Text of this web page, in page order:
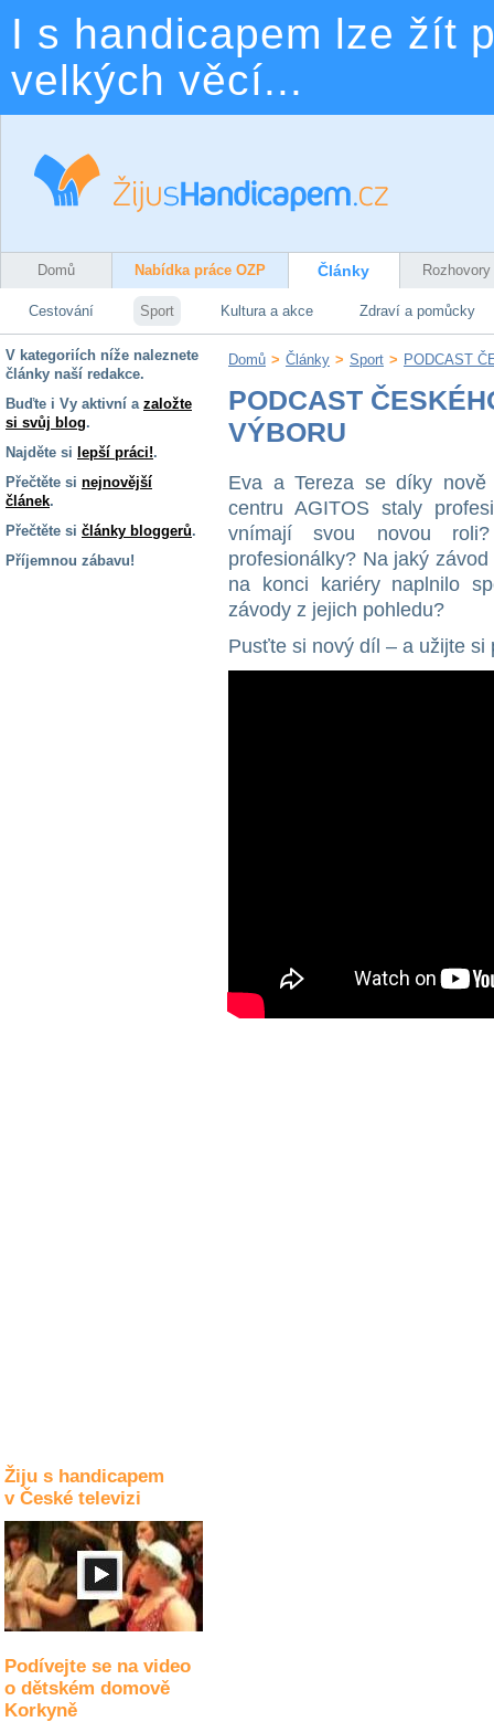
I s handicapem lze žít
velkých věcí...
Domů Nabídka práce OZP Články Rozhovory
Cestování Sport Kultura a akce Zdraví a pomůcky
V kategoriích níže naleznete
články naší redakce.
Buďte i Vy aktivní a založte
si svůj blog.
Najděte si lepší práci!.
Přečtěte si nejnovější
článek.
Přečtěte si články bloggerů.
Příjemnou zábavu!
Žiju s handicapem
v České televizi
Podívejte se na video
o dětském domově
Korkyně
Domů > Články > Sport > PODCAST
PODCAST
VÝBORU
Eva a Tereza se díky nově
centru AGITOS staly
vnímají svou novou
profesionálky? Na jaký
na konci kariéry naplnilo
závody z jejich pohledu?
Pusťte si nový díl – a užijte si